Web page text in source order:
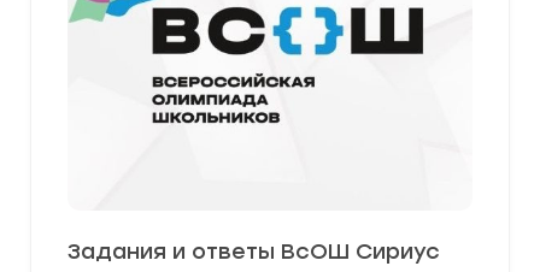
Задания и ответы ВсОШ Сириус